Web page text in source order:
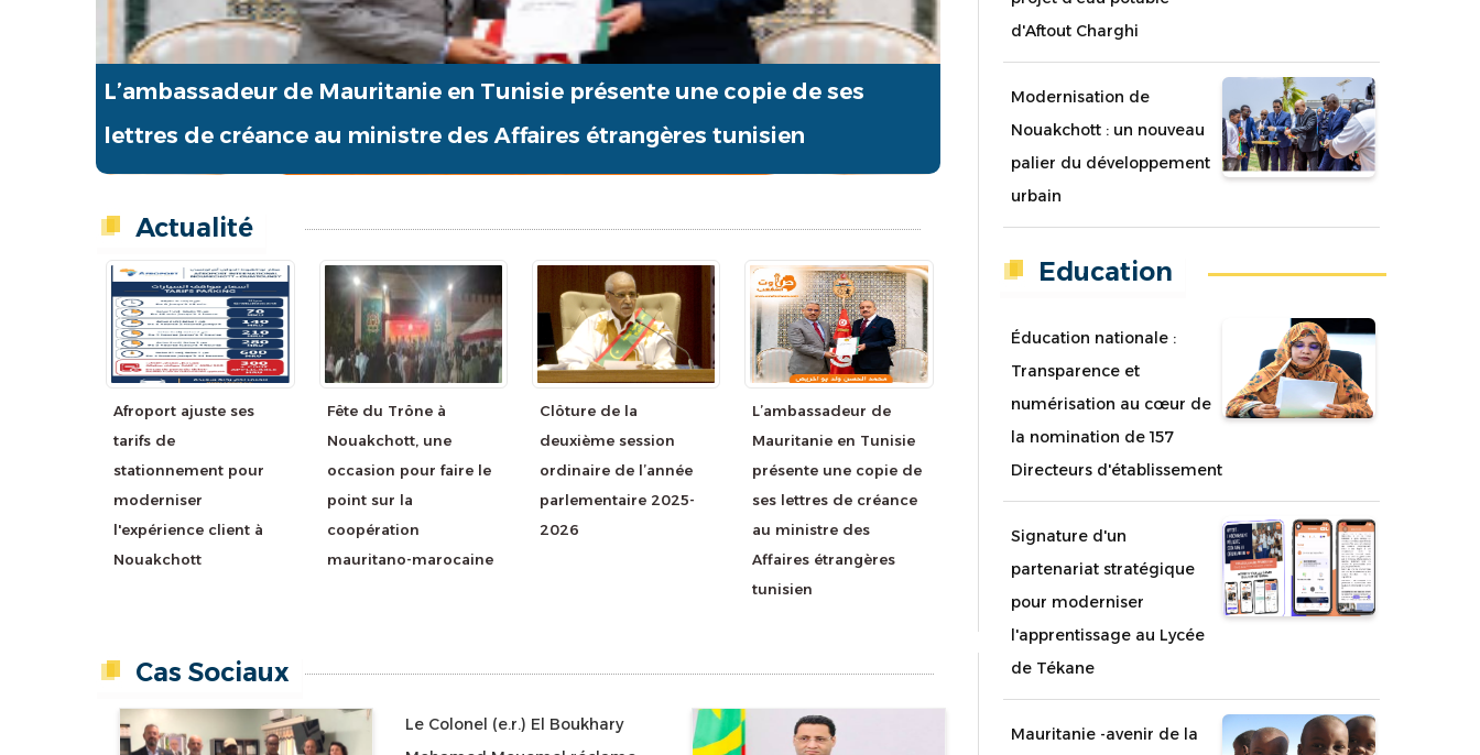
L’ambassadeur de Mauritanie en Tunisie présente une copie de ses
lettres de créance au ministre des Affaires étrangères tunisien
Actualité
L’ambassadeur de
Mauritanie en Tunisie
présente une copie de
ses lettres de créance
au ministre des
Affaires étrangères
tunisien
Clôture de la
deuxième session
ordinaire de l’année
parlementaire 2025-
2026
Fête du Trône à
Nouakchott, une
occasion pour faire le
point sur la
coopération
mauritano-marocaine
Afroport ajuste ses
tarifs de
stationnement pour
moderniser
l'expérience client à
Nouakchott
Cas Sociaux
Le Colonel (e.r.) El Boukhary
d'Aftout Charghi
Modernisation de
Nouakchott : un nouveau
palier du développement
urbain
Education
Éducation nationale :
Transparence et
numérisation au cœur de
la nomination de 157
Directeurs d'établissement
Signature d'un
partenariat stratégique
pour moderniser
l'apprentissage au Lycée
de Tékane
Mauritanie -avenir de la